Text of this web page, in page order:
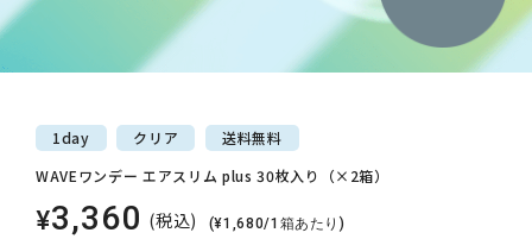
1day クリア 送料無料
WAVEワンデー エアスリム plus 30枚入り（×2箱）
¥3,360 (税込) (¥1,680/1箱あたり)